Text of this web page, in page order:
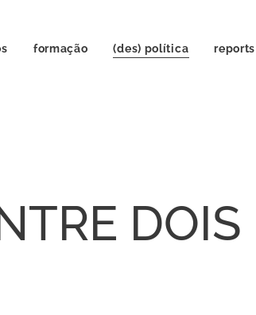
formação (des) política reports
DOIS